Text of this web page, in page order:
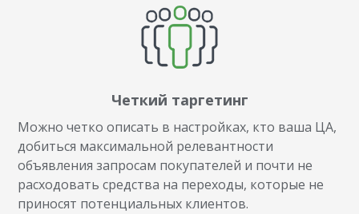
Четкий таргетинг
Можно четко описать в настройках, кто ваша ЦА,
добиться максимальной релевантности
объявления запросам покупателей и почти не
расходовать средства на переходы, которые не
приносят потенциальных клиентов.